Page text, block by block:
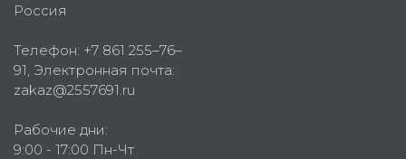
Россия
Телефон: +7 861 255–76–
91 , Электронная почта:
zakaz@2557691.ru
Рабочие дни:
9:00 - 17:00 Пн-Чт